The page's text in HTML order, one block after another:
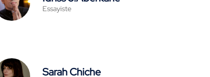
Essayiste
Sarah Chiche